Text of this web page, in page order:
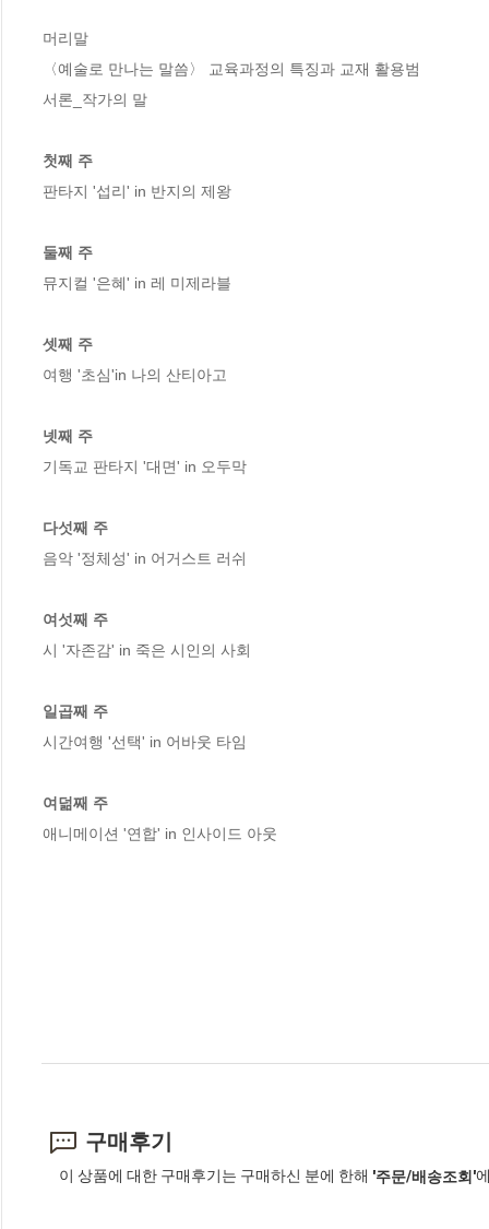
머리말
〈예술로 만나는 말씀〉 교육과정의 특징과 교재 활용범
서론_작가의 말
첫째 주
판타지 '섭리' in 반지의 제왕
둘째 주
뮤지컬 '은혜' in 레 미제라블
셋째 주
여행 '초심'in 나의 산티아고
넷째 주
기독교 판타지 '대면' in 오두막
다섯째 주
음악 '정체성' in 어거스트 러쉬
여섯째 주
시 '자존감' in 죽은 시인의 사회
일곱째 주
시간여행 '선택' in 어바웃 타임
여덞째 주
애니메이션 '연합' in 인사이드 아웃
구매후기
이 상품에 대한 구매후기는 구매하신 분에 한해 '주문/배송조회'